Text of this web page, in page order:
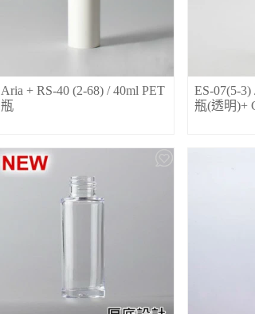
Aria + RS-40 (2-68) / 40ml PET
瓶
ES-07(5-
瓶(透明)+